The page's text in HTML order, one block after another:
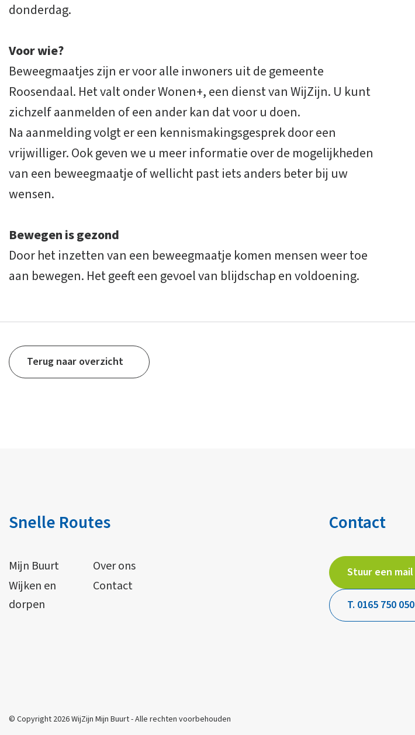
donderdag.
Voor wie?
Beweegmaatjes zijn er voor alle inwoners uit de gemeente
Roosendaal. Het valt onder Wonen+, een dienst van WijZijn. U kunt
zichzelf aanmelden of een ander kan dat voor u doen.
Na aanmelding volgt er een kennismakingsgesprek door een
vrijwilliger. Ook geven we u meer informatie over de mogelijkheden
van een beweegmaatje of wellicht past iets anders beter bij uw
wensen.
Bewegen is gezond
Door het inzetten van een beweegmaatje komen mensen weer toe
aan bewegen. Het geeft een gevoel van blijdschap en voldoening.
Terug naar overzicht
Snelle Routes
Mijn Buurt
Over ons
Wijken en
dorpen
Contact
Contact
Stuur een mail
T. 0165 750 050
© Copyright 2026 WijZijn Mijn Buurt - Alle rechten voorbehouden